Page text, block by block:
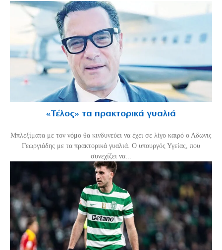
«Τέλος» τα πρακτορικά γυαλιά
Μπλεξίματα με τον νόμο θα κινδυνεύει να έχει σε λίγο καιρό ο Αδωνις
Γεωργιάδης με τα πρακτορικά γυαλιά. Ο υπουργός Υγείας, που
συνεχίζει να...